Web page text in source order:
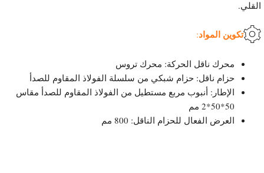
القلي.
تكوين المواد:
محرك ناقل الحركة: محرك تروس
حزام ناقل: حزام شبكي من سلسلة الفولاذ المقاوم للصدأ
الإطار: أنبوب مربع مستطيل من الفولاذ المقاوم للصدأ مقاس
50*50*2 مم
العرض الفعال للحزام الناقل: 800 مم